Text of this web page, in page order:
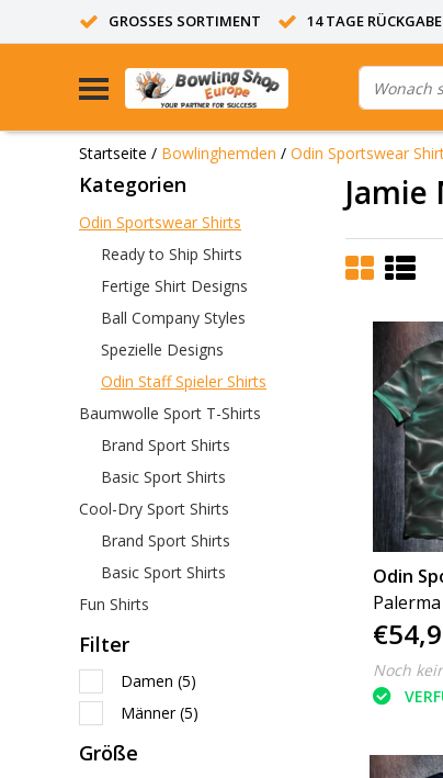
GROSSES SORTIMENT 14 TAGE
Startseite / Bowlinghemden / Odin Sportswear
Kategorien
Odin Sportswear Shirts
Ready to Ship Shirts
Fertige Shirt Designs
Ball Company Styles
Spezielle Designs
Odin Staff Spieler Shirts
Baumwolle Sport T-Shirts
Brand Sport Shirts
Basic Sport Shirts
Cool-Dry Sport Shirts
Brand Sport Shirts
Basic Sport Shirts
Fun Shirts
Filter
Damen (5)
Männer(5)
Größe
Odin
Green
Noch